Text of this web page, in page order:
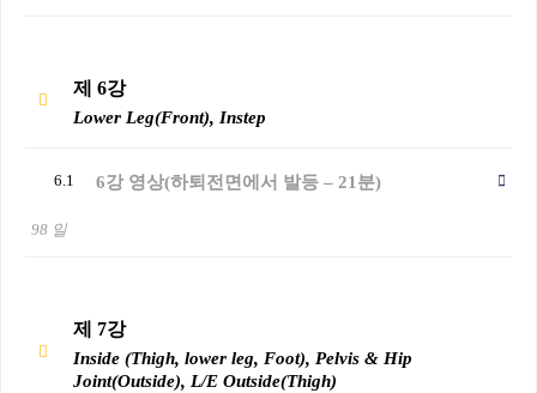
제 6강
Lower Leg(Front), Instep
6.1 6강 영상(하퇴전면에서 발등 – 21분)
98 일
제 7강
Inside (Thigh, lower leg, Foot), Pelvis & Hip
Joint(Outside), L/E Outside(Thigh)